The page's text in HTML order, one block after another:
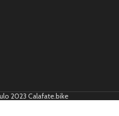
2023 Calafate.bike